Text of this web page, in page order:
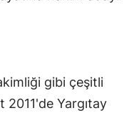
gibi çeşitli
Yargıtay